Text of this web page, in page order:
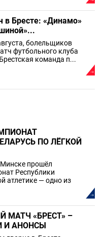
Бресте: «Динамо»
болельщиков
футбольного клуба
команда п...
ПО ЛЁГКОЙ
прошёл
Республики
атлетике — одно из
МАТЧ «БРЕСТ» –
И АНОНСЫ